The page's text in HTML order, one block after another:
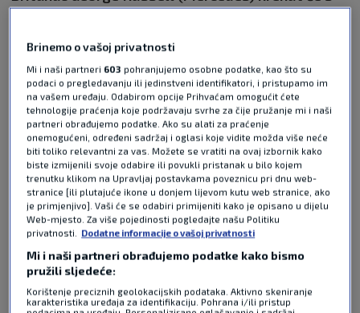
prve startne pozicije u nedjeljnu utrku za Veliku
formule 1 u Spielbergu. Pročitaj više
Pošalji odgovor
Brinemo o vašoj privatnosti
Mi i naši partneri 603 pohranjujemo osobne podatke, kao što su
podaci o pregledavanju ili jedinstveni identifikatori, i pristupamo im
na vašem uređaju. Odabirom opcije Prihvaćam omogućit ćete
tehnologije praćenja koje podržavaju svrhe za čije pružanje mi i naši
partneri obrađujemo podatke. Ako su alati za praćenje
onemogućeni, određeni sadržaj i oglasi koje vidite možda više neće
biti toliko relevantni za vas. Možete se vratiti na ovaj izbornik kako
biste izmijenili svoje odabire ili povukli pristanak u bilo kojem
trenutku klikom na Upravljaj postavkama poveznicu pri dnu web-
stranice [ili plutajuće ikone u donjem lijevom kutu web stranice, ako
je primjenjivo]. Vaši će se odabiri primijeniti kako je opisano u dijelu
Web-mjesto. Za više pojedinosti pogledajte našu Politiku
privatnosti.
Dodatne informacije o vašoj privatnosti
Mi i naši partneri obrađujemo podatke kako bismo
pružili sljedeće:
Korištenje preciznih geolokacijskih podataka. Aktivno skeniranje
karakteristika uređaja za identifikaciju. Pohrana i/ili pristup